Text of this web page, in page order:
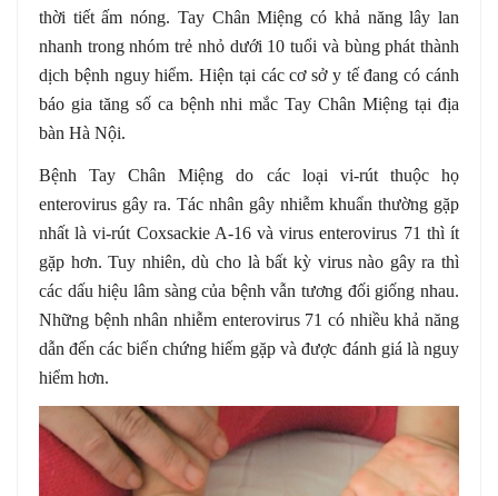
thời tiết ấm nóng. Tay Chân Miệng có khả năng lây lan
nhanh trong nhóm trẻ nhỏ dưới 10 tuổi và bùng phát thành
dịch bệnh nguy hiểm. Hiện tại các cơ sở y tế đang có cánh
báo gia tăng số ca bệnh nhi mắc Tay Chân Miệng tại địa
bàn Hà Nội.
Bệnh Tay Chân Miệng do các loại vi-rút thuộc họ
enterovirus gây ra. Tác nhân gây nhiễm khuẩn thường gặp
nhất là vi-rút Coxsackie A-16 và virus enterovirus 71 thì ít
gặp hơn. Tuy nhiên, dù cho là bất kỳ virus nào gây ra thì
các dấu hiệu lâm sàng của bệnh vẫn tương đối giống nhau.
Những bệnh nhân nhiễm enterovirus 71 có nhiều khả năng
dẫn đến các biến chứng hiếm gặp và được đánh giá là nguy
hiểm hơn.